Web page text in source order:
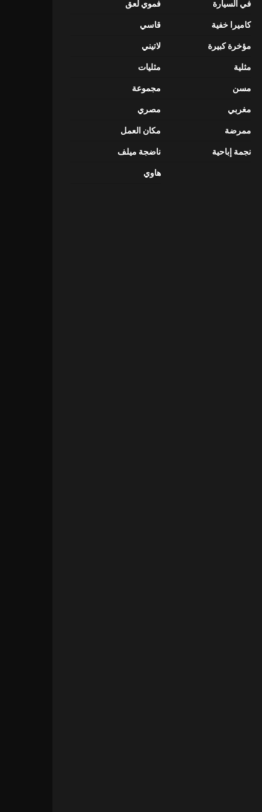
فموي لعق في السيارة
قاسي كاميرا خفية
لاتيني مؤخرة كبيرة
مثليات مثلية
مجموعة مسن
مصري مغربي
مكان العمل ممرضة
ناضجة ميلف نجمة إباحية
هاوي